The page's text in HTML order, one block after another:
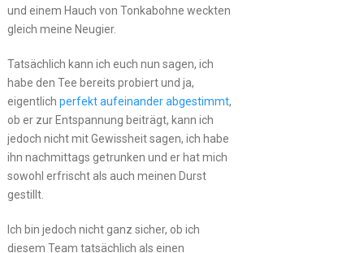
und einem Hauch von Tonkabohne weckten
gleich meine Neugier.
Tatsächlich kann ich euch nun sagen, ich
habe den Tee bereits probiert und ja,
eigentlich perfekt aufeinander abgestimmt,
ob er zur Entspannung beiträgt, kann ich
jedoch nicht mit Gewissheit sagen, ich habe
ihn nachmittags getrunken und er hat mich
sowohl erfrischt als auch meinen Durst
gestillt.
Ich bin jedoch nicht ganz sicher, ob ich
diesem Team tatsächlich als einen